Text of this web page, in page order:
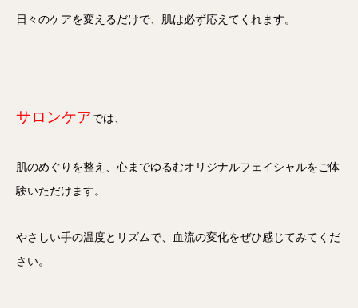
日々のケアを変えるだけで、肌は必ず応えてくれます。
サロンケアでは、
肌のめぐりを整え、心までゆるむオリジナルフェイシャルをご体
験いただけます。
やさしい手の温度とリズムで、血流の変化をぜひ感じてみてくだ
さい。